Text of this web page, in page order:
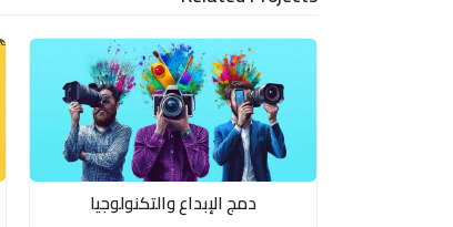
دمج الإبداع والتكنولوجيا